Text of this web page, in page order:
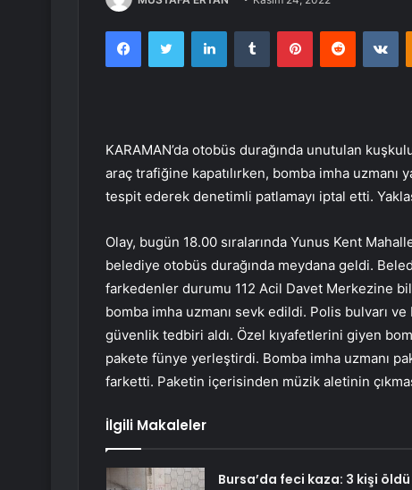
FacebookTwitter LinkedInTumblr PinterestReddit
KARAMAN’da otobüs durağında unutulan
araç trafiğine kapatılırken, bomba imha uzmanı
tespit ederek denetimli patlamayı iptal etti.
Olay, bugün 18.00 sıralarında Yunus Kent
belediye otobüs durağında meydana geldi.
farkedenler durumu 112 Acil Davet Merkezine
bomba imha uzmanı sevk edildi. Polis bulvarı
güvenlik tedbiri aldı. Özel kıyafetlerini giyen
pakete fünye yerleştirdi. Bomba imha uzmanı
farketti. Paketin içerisinden müzik aletinin
İlgili Makaleler
Bursa’da feci kaza: 3 kişi öldü